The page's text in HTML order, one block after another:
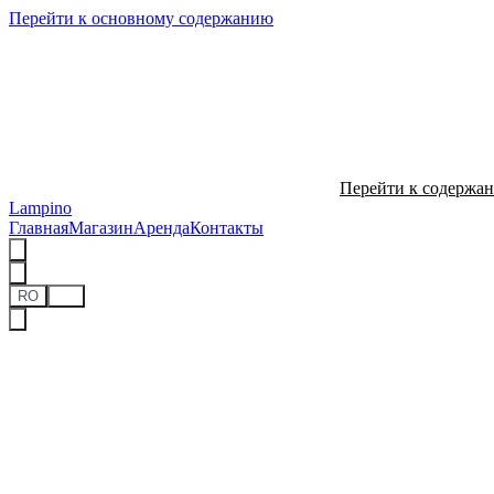
Перейти к основному содержанию
Перейти к
Lampino
ГлавнаяМагазинАрендаКонтакты
RO